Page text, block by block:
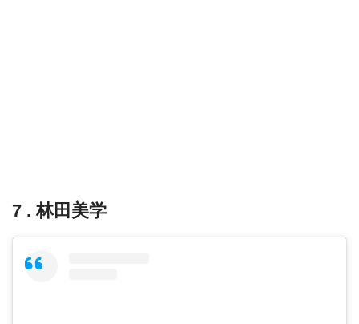
7 . 林田美学